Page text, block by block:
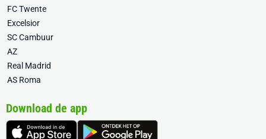
FC Twente
Excelsior
SC Cambuur
AZ
Real Madrid
AS Roma
Download de app